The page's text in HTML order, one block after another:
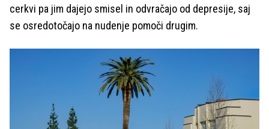
cerkvi pa jim dajejo smisel in odvračajo od depresije, saj
se osredotočajo na nudenje pomoči drugim.